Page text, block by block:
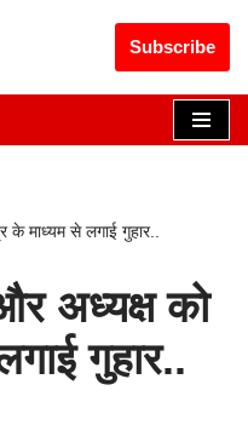
Subscribe
के माध्यम से लगाई गुहार..
अध्यक्ष को
गुहार..
Got it!